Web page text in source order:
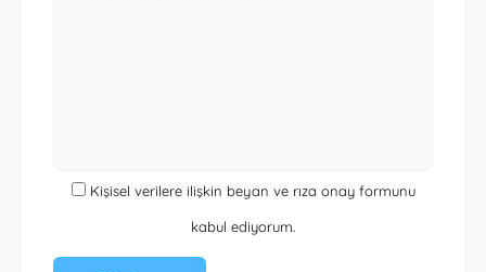
Kişisel verilere ilişkin beyan ve rıza onay formunu
kabul ediyorum.